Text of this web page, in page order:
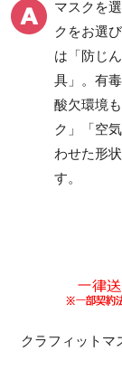
電動送風型
空気呼吸器
マスクを
クをお選
は「防じ
具」。有
酸欠環境
ク」「空
わせた形
す。
クラフィット